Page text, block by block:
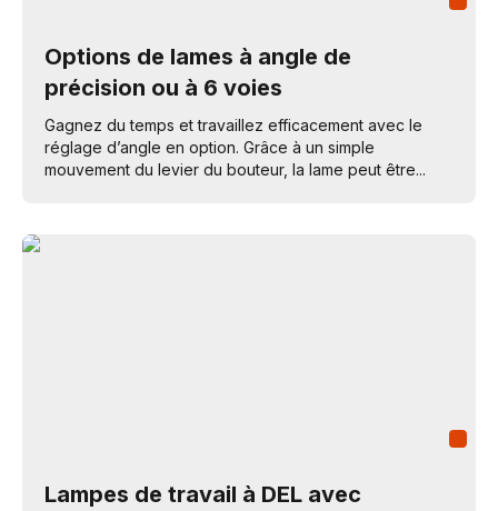
Options de lames à angle de
précision ou à 6 voies
Gagnez du temps et travaillez efficacement avec le
réglage d’angle en option. Grâce à un simple
mouvement du levier du bouteur, la lame peut être...
Lampes de travail à DEL avec